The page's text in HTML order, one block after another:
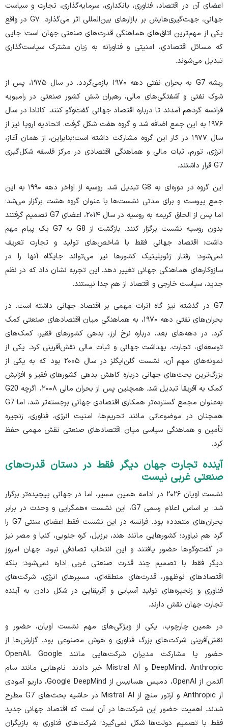
اعضای آن در اقتصاد، فناوری، بانکداری، سرمایه‌گذاری، تجارت و سیاست
جهانی، جهت‌گیری‌هایش بر بازار‌های بین‌المللی اثر می‌گذارد. G۷ در واقع
یکی از مهم‌ترین اتاق‌های هماهنگی قدرت‌های صنعتی جهان است؛ جایی
که مسائل اقتصادی، امنیتی و فناورانه به زبان مشترک سیاست‌گذاری
تبدیل می‌شوند.
ریشه G7 به بحران نفتی دهه ۱۹۷۰ بازمی‌گردد. در سال ۱۹۷۵، پس از
شوک نفتی و آشفتگی‌های مالی، رهبران شش کشور صنعتی در رامبویه
فرانسه گردهم آمدند تا درباره اقتصاد جهانی گفت‌و‌گو کنند. کانادا در سال
۱۹۷۶ به این جمع اضافه شد و گروه هفت شکل گرفت. اتحادیه اروپا نیز از
سال ۱۹۷۷ در کار این گروه مشارکت داشته است؛بنابراین، از همان آغاز،
انرژی، تورم، ثبات مالی و هماهنگی اقتصادی در مرکز فلسفه شکل‌گیری
G7 قرار داشتند.
این گروه در دوره‌ای به G8 تبدیل شد. روسیه از اواخر دهه ۱۹۹۰ به این
جمع پیوست و برای مدتی نشست‌ها با عنوان گروه هشت برگزار می‌شد؛
اما پس از الحاق کریمه به روسیه در سال ۲۰۱۴، اعضای G7 تصمیم گرفتند
بدون روسیه نشست برگزار کنند. بازگشت از G8 به G7 یک پیام مهم
داشت: اقتصاد جهانی فقط با شاخص‌های تولید و تجارت تعریف
نمی‌شود؛ رفتار ژئوپلیتیک کشور‌ها نیز می‌تواند جایگاه آنها را در
سازوکار‌های هماهنگی جهانی تغییر دهد. این تجربه نشان داد که در نظم
جدید، سیاست خارجی و اقتصاد از هم جدا نیستند.
G7 در گذشته نیز گاه اثرات مهمی بر اقتصاد جهانی داشته است. در
بحران‌های نفتی دهه ۱۹۷۰، به هماهنگی میان اقتصاد‌های صنعتی کمک
کرد. در دهه‌های بعد، درباره نرخ ارز، بدهی کشور‌های فقیر، کمک‌های
توسعه‌ای، تجارت، بهداشت جهانی و ثبات مالی نقش‌آفرینی کرد. یکی از
نمونه‌های مهم آن، نشست گلن‌ایگلز در سال ۲۰۰۵ بود که به یکی از
بزرگ‌ترین بحث‌های جهانی درباره کاهش بدهی کشور‌های فقیر و افزایش
کمک به آفریقا تبدیل شد. همچنین پس از بحران مالی ۲۰۰۸، اگرچه G20
به‌عنوان مجمع گسترده‌تر همکاری اقتصادی جهانی برجسته‌تر شد، اما G7
همچنان در موضوعاتی مانند تحریم‌ها، امنیت انرژی، فناوری، زنجیره
تأمین و هماهنگی سیاسی میان اقتصاد‌های صنعتی نقش مهمی حفظ
کرد.
آینده تجارت جهان دیگر فقط در دستان قدرت‌های
صنعتی غربی نیست
نشست اویان ۲۰۲۶ در ادامه همین مسیر، اما در جهانی پیچیده‌تر برگزار
شد. بر اساس اعلام رسمی G7، این نشست «همگرایی و وحدت در برابر
بحران‌های متعدد» بود. فرانسه در این نشست فقط اعضای سنتی G7 را
گرد هم نیاورد؛ کشور‌هایی مانند هند، برزیل، کره جنوبی، کنیا و مصر نیز
در گفت‌و‌گو‌ها حضور یافتند و این انتخاب تصادفی نبود. جهان امروز
دیگر فقط با تصمیم چند قدرت صنعتی غربی اداره نمی‌شود؛ بلکه
اقتصاد‌های نوظهور، قدرت‌های منطقه‌ای، مسیر‌های انرژی، شرکت‌های
فناوری و زنجیره‌های تولید آسیایی و آفریقایی در شکل دادن به آینده
تجارت جهان نقش دارند.
در همین چارچوب، یکی از ویژگی‌های مهم نشست اویان، حضور و
نقش‌آفرینی شرکت‌های بزرگ فناوری و هوش مصنوعی بود. گزارش‌ها از
حضور یا مشارکت مدیران شرکت‌هایی مانند OpenAI، Google
DeepMind، Anthropic و Mistral AI خبر دادند. نام‌هایی مانند سام
آلتمن از OpenAI، دمیس هسابیس از Google DeepMind، داریو آمودی
از Anthropic و آرتور منچ از Mistral AI در حاشیه بحث‌های G7 مطرح
شدند. اهمیت حضور این شرکت‌ها در آن است که اقتصاد جهانی جدید
فقط با تصمیم دولت‌ها شکل نمی‌گیرد؛ شرکت‌های فناوری به بازیگران